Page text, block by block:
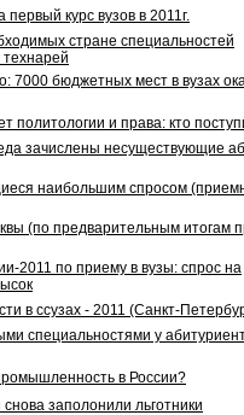
первый курс вузов в 2011г.
стране специальностей
7000 бюджетных мест в вузах
политологии и права: кто
зачислены несуществующие
наибольшим спросом
(по предварительным итогам
2011 по приему в вузы: спрос на
в ссузах - 2011 (Санкт-
специальностями у
в России?
заполонили льготники